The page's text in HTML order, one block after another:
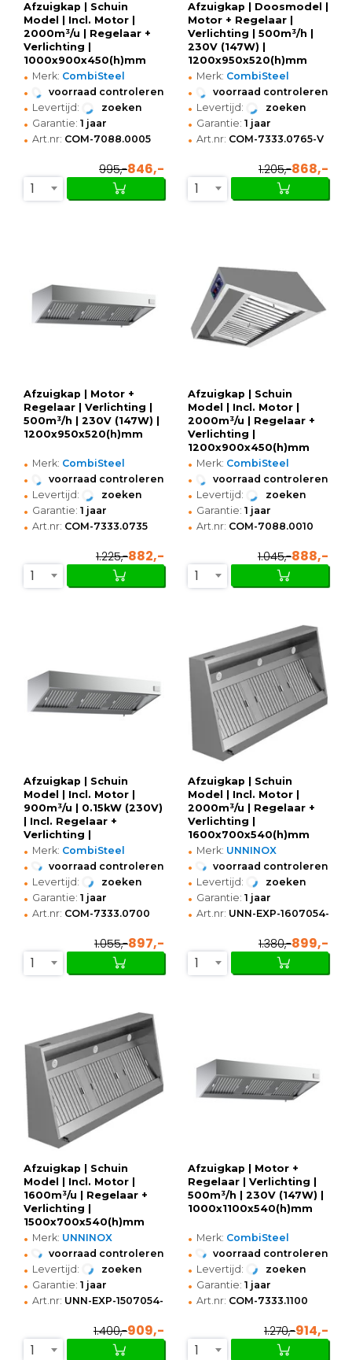
Afzuigkap | Schuin
Model | Incl. Motor |
2000m³/u | Regelaar +
Verlichting |
1000x900x450(h)mm
• Merk: CombiSteel
• voorraad controleren
• Levertijd: zoeken
• Garantie: 1 jaar
• Art.nr: COM-7088.0005
995,-846,-
1
Afzuigkap | Doosmodel |
Motor + Regelaar |
Verlichting | 500m³/h |
230V (147W) |
1200x950x520(h)mm
• Merk: CombiSteel
• voorraad controleren
• Levertijd: zoeken
• Garantie: 1 jaar
• Art.nr: COM-7333.0765-V
1.205,-868,-
1
Afzuigkap | Motor +
Regelaar | Verlichting |
500m³/h | 230V (147W) |
1200x950x520(h)mm
• Merk: CombiSteel
• voorraad controleren
• Levertijd: zoeken
• Garantie: 1 jaar
• Art.nr: COM-7333.0735
1.225,-882,-
1
Afzuigkap | Schuin
Model | Incl. Motor |
2000m³/u | Regelaar +
Verlichting |
1200x900x450(h)mm
• Merk: CombiSteel
• voorraad controleren
• Levertijd: zoeken
• Garantie: 1 jaar
• Art.nr: COM-7088.0010
1.045,-888,-
1
Afzuigkap | Schuin
Model | Incl. Motor |
900m³/u | 0.15kW (230V)
| Incl. Regelaar +
Verlichting |
1000x700x520(h)mm
• Merk: CombiSteel
• voorraad controleren
• Levertijd: zoeken
• Garantie: 1 jaar
• Art.nr: COM-7333.0700
1.055,-897,-
1
Afzuigkap | Schuin
Model | Incl. Motor |
2000m³/u | Regelaar +
Verlichting |
1600x700x540(h)mm
• Merk: UNNINOX
• voorraad controleren
• Levertijd: zoeken
• Garantie: 1 jaar
• Art.nr: UNN-EXP-1607054-H
1.380,-899,-
1
Afzuigkap | Schuin
Model | Incl. Motor |
1600m³/u | Regelaar +
Verlichting |
1500x700x540(h)mm
• Merk: UNNINOX
• voorraad controleren
• Levertijd: zoeken
• Garantie: 1 jaar
• Art.nr: UNN-EXP-1507054-H
1.400,-909,-
1
Afzuigkap | Motor +
Regelaar | Verlichting |
500m³/h | 230V (147W) |
1000x1100x540(h)mm
• Merk: CombiSteel
• voorraad controleren
• Levertijd: zoeken
• Garantie: 1 jaar
• Art.nr: COM-7333.1100
1.270,-914,-
1